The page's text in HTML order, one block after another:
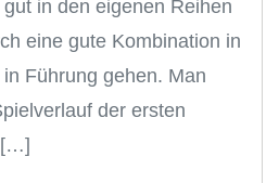
in den eigenen Reihen
eine gute Kombination in
Führung gehen. Man
der ersten
[…]